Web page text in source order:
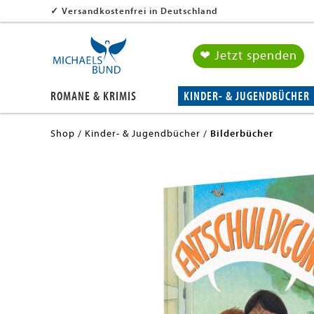
✓ Versandkostenfrei in Deutschland
❤ Jetzt spenden
ROMANE & KRIMIS KINDER- & JUGENDBÜCHER
Shop Kinder- & Jugendbücher Bilderbücher